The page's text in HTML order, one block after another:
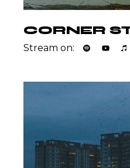
CORNER
Stream on: